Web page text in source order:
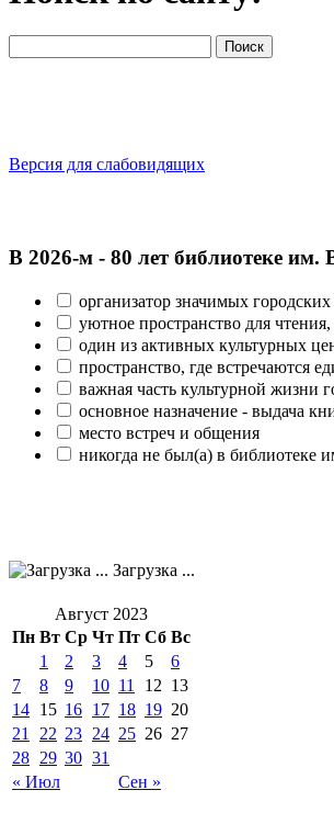
Версия для слабовидящих
В 2026‑м - 80 лет библиотеке
организатор значимых
уютное пространство для
один из активных культурных
пространство, где встречаются
важная часть культурной жизни
основное назначение - выдача
место встреч и общения
никогда не был(а) в библиотеке
Загрузка ...
Август 2023
Пн Вт Ср Чт Пт Сб Вс
« Июл Сен »
1 2 3 4 5
6
7
8 9 10 11 12 13
14 15 16 17 18 19 20
21
22 23 24 25 26 27
28 29 30 31